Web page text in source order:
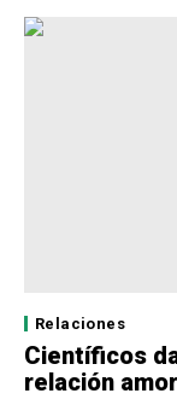
Relaciones
Científicos
relación